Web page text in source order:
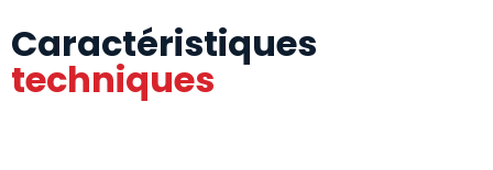
Caractéristiques
techniques